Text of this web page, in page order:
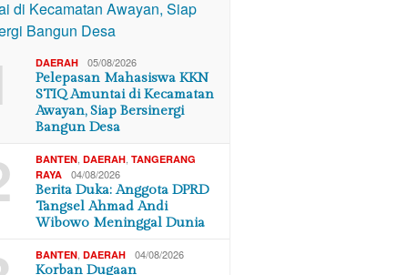
DAERAH 05/08/2026
Pelepasan Mahasiswa KKN
STIQ Amuntai di Kecamatan
Awayan, Siap Bersinergi
Bangun Desa
BANTEN,DAERAH,TANGERANG
RAYA
04/08/2026
Berita Duka: Anggota DPRD
Tangsel Ahmad Andi
Wibowo Meninggal Dunia
BANTEN,DAERAH 04/08/2026
Korban Dugaan